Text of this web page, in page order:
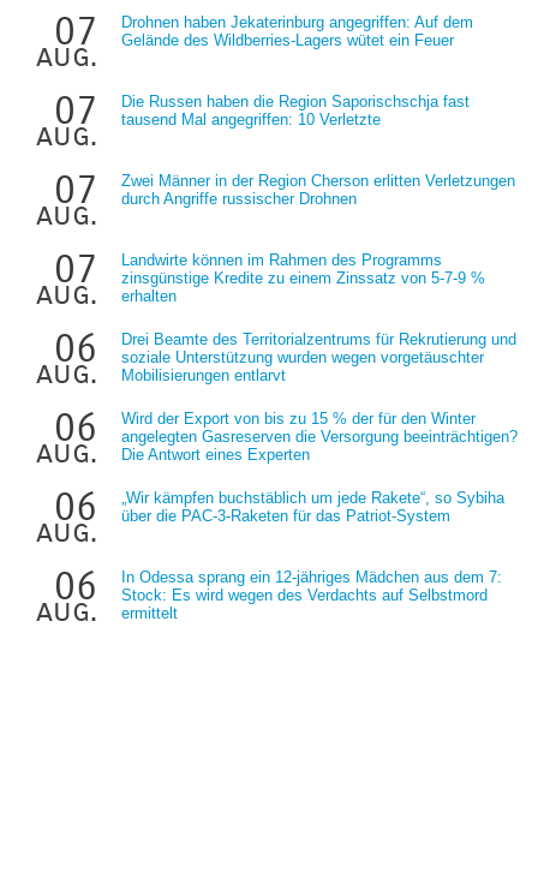
07
aug.
Drohnen haben Jekaterinburg angegriffen: Auf dem
Gelände des Wildberries-Lagers wütet ein Feuer
07
aug.
Die Russen haben die Region Saporischschja fast
tausend Mal angegriffen: 10 Verletzte
07
aug.
Zwei Männer in der Region Cherson erlitten Verletzungen
durch Angriffe russischer Drohnen
07
aug.
Landwirte können im Rahmen des Programms
zinsgünstige Kredite zu einem Zinssatz von 5-7-9 %
erhalten
06
aug.
Drei Beamte des Territorialzentrums für Rekrutierung und
soziale Unterstützung wurden wegen vorgetäuschter
Mobilisierungen entlarvt
06
aug.
Wird der Export von bis zu 15 % der für den Winter
angelegten Gasreserven die Versorgung beeinträchtigen?
Die Antwort eines Experten
06
aug.
„Wir kämpfen buchstäblich um jede Rakete“, so Sybiha
über die PAC-3-Raketen für das Patriot-System
06
aug.
In Odessa sprang ein 12-jähriges Mädchen aus dem 7:
Stock: Es wird wegen des Verdachts auf Selbstmord
ermittelt